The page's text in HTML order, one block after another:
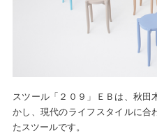
スツール「２０９」ＥＢは、秋田
かし、現代のライフスタイルに合
たスツールです。